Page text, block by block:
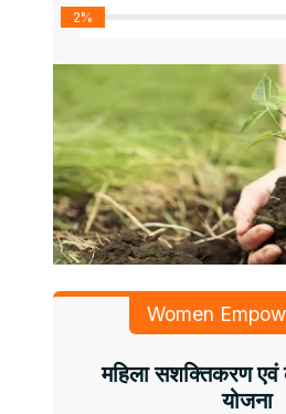
2%
Women
महिला सशक्तिकरण
योजना